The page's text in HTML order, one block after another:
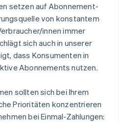
setzen auf Abonnement-
von konstantem
innen immer
sich auch in unserer
dass Konsumenten in
Abonnements nutzen.
sollten sich bei Ihrem
Prioritäten konzentrieren
bei Einmal-Zahlungen: